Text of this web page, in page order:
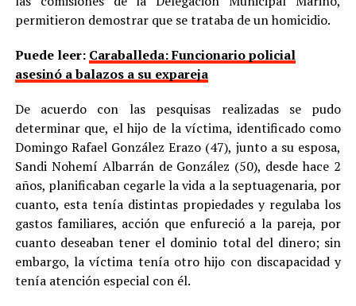
permitieron demostrar que se trataba de un homicidio.
Puede leer: Caraballeda: Funcionario policial
asesinó a balazos a su expareja
De acuerdo con las pesquisas realizadas se pudo
determinar que, el hijo de la víctima, identificado como
Domingo Rafael González Erazo (47), junto a su esposa,
Sandi Nohemí Albarrán de González (50), desde hace 2
años, planificaban cegarle la vida a la septuagenaria, por
cuanto, esta tenía distintas propiedades y regulaba los
gastos familiares, acción que enfureció a la pareja, por
cuanto deseaban tener el dominio total del dinero; sin
embargo, la víctima tenía otro hijo con discapacidad y
tenía atención especial con él.